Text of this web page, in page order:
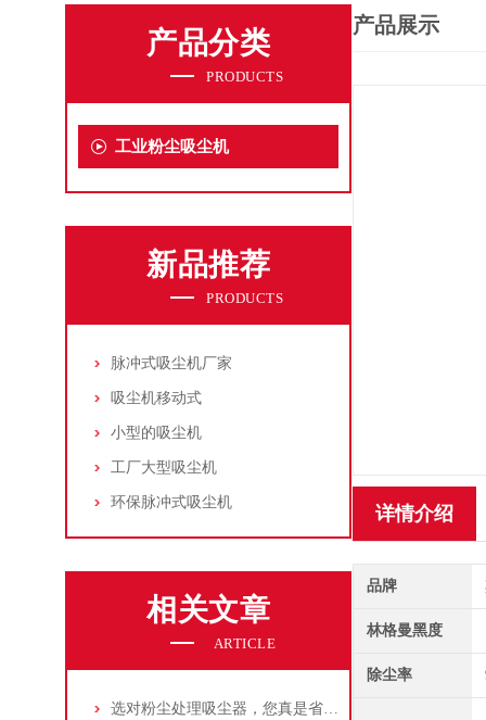
产品分类
PRODUCTS
工业粉尘吸尘机
新品推荐
PRODUCTS
脉冲式吸尘机厂家
吸尘机移动式
小型的吸尘机
工厂大型吸尘机
环保脉冲式吸尘机
相关文章
ARTICLE
选对粉尘处理吸尘器，您真是省了很多事！
产品展示
详情介绍
品牌
林格曼黑度
除尘率